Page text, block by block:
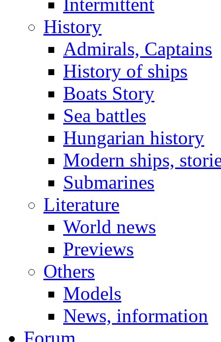
History
Admirals, Captains
History of ships
Boats Story
Sea battles
Hungarian history
Modern ships,
Submarines
Literature
World news
Previews
Others
Models
News, information
Forum